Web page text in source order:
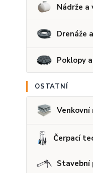
Nádrže a
Drenáže
Poklopy
OSTATNÍ
Venkovní
Čerpací
Stavební